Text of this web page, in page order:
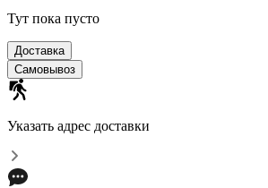
Тут пока пусто
Доставка
Самовывоз
Указать адрес доставки